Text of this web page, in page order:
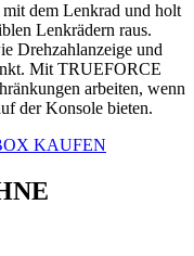
dem Lenkrad und holt
Lenkrädern raus.
Drehzahlanzeige und
Mit TRUEFORCE
arbeiten, wenn
der Konsole bieten.
KAUFEN